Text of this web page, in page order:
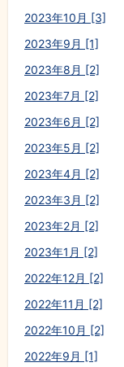
2023年10月 [3]
2023年9月 [1]
2023年8月 [2]
2023年7月 [2]
2023年6月 [2]
2023年5月 [2]
2023年4月 [2]
2023年3月 [2]
2023年2月 [2]
2023年1月 [2]
2022年12月 [2]
2022年11月 [2]
2022年10月 [2]
2022年9月 [1]